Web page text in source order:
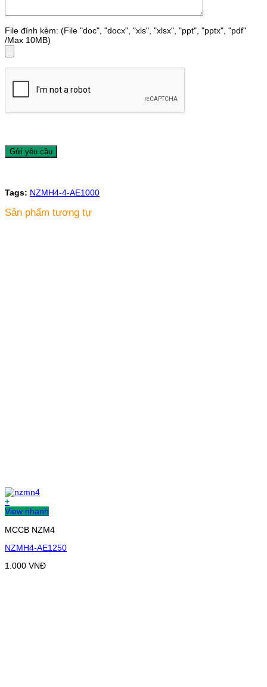
File đính kèm: (File "doc", "docx", "xls", "xlsx", "ppt", "pptx", "pdf"
/Max 10MB)
Tags: NZMH4-4-AE1000
Sản phẩm tương tự
+
View nhanh
MCCB NZM4
NZMH4-AE1250
1.000 VNĐ